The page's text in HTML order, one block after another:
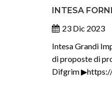
INTESA
23 Dic 2023
Intesa Grandi
di proposte di
Difgrim